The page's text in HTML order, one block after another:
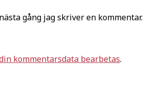
gång jag skriver en kommentar.
kommentarsdata bearbetas.